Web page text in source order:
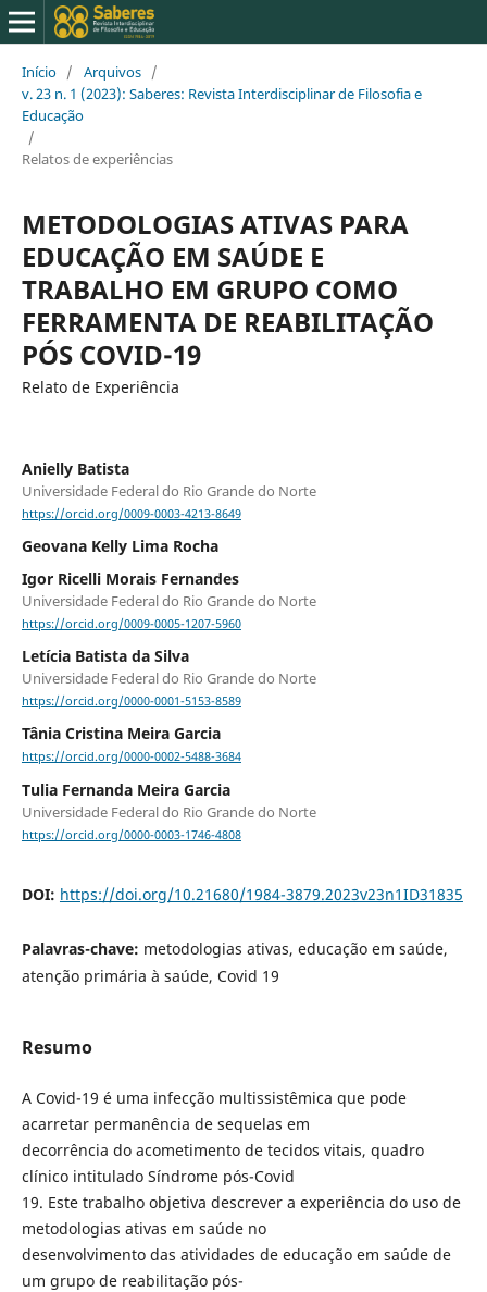
Início / Arquivos /
v. 23 n. 1 (2023): Saberes: Revista Interdisciplinar de Filosofia e
Educação
/
Relatos de experiências
METODOLOGIAS ATIVAS PARA
EDUCAÇÃO EM SAÚDE E
TRABALHO EM GRUPO COMO
FERRAMENTA DE REABILITAÇÃO
PÓS COVID-19
Relato de Experiência
Anielly Batista
Universidade Federal do Rio Grande do Norte
https://orcid.org/0009-0003-4213-8649
Geovana Kelly Lima Rocha
Igor Ricelli Morais Fernandes
Universidade Federal do Rio Grande do Norte
https://orcid.org/0009-0005-1207-5960
Letícia Batista da Silva
Universidade Federal do Rio Grande do Norte
https://orcid.org/0000-0001-5153-8589
Tânia Cristina Meira Garcia
https://orcid.org/0000-0002-5488-3684
Tulia Fernanda Meira Garcia
Universidade Federal do Rio Grande do Norte
https://orcid.org/0000-0003-1746-4808
DOI: https://doi.org/10.21680/1984-3879.2023v23n1ID31835
Palavras-chave: metodologias ativas, educação em saúde,
atenção primária à saúde, Covid 19
Resumo
A Covid-19 é uma infecção multissistêmica que pode
acarretar permanência de sequelas em
decorrência do acometimento de tecidos vitais, quadro
clínico intitulado Síndrome pós-Covid
19. Este trabalho objetiva descrever a experiência do uso de
metodologias ativas em saúde no
desenvolvimento das atividades de educação em saúde de
um grupo de reabilitação pós-